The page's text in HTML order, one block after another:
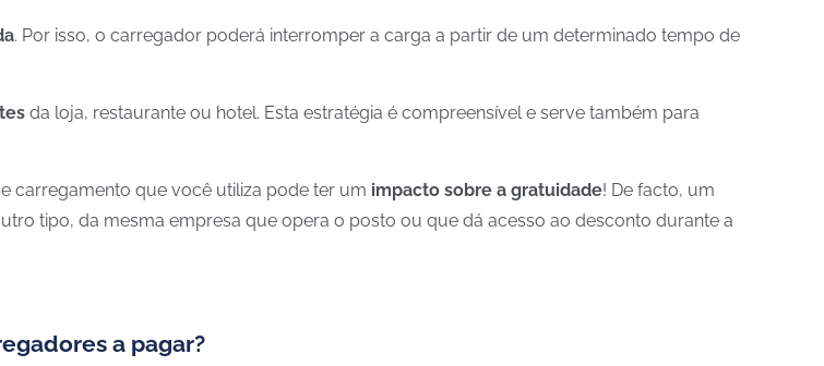
. Por isso, o carregador poderá interromper a carga a partir de um determinado tempo de
da loja, restaurante ou hotel. Esta estratégia é compreensível e serve também para
carregamento que você utiliza pode ter um impacto sobre a gratuidade! De facto, um
tipo, da mesma empresa que opera o posto ou que dá acesso ao desconto durante a
a pagar?